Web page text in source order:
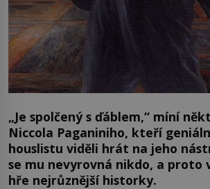
„Je spolčený s ďáblem,“ míní
Niccola Paganiniho, kteří
houslistu viděli hrát na jeho
se mu nevyrovná nikdo, a proto
hře nejrůznější historky.